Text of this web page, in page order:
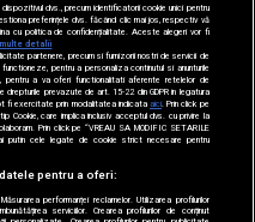
dvs., precum identificatorii cookie unici pentru
preferințele dvs. făcând clic mai jos, respectiv vă
cu politica de confidențialitate. Aceste alegeri vor fi
detalii
partenere, precum si furnizorii nostri de servicii de
pentru a personaliza continutul si anunturile
a va oferi functionalitati aferente retelelor de
prevazute de art. 15-22 din GDPR in legatura
fi exercitate prin modalitatea indicataaici . Prin click pe
Cookie, care implica inclusiv acceptul dvs. cu privire la
Prin click pe “VREAU SA MODIFIC SETARILE
putin cele legate de cookie strict necesare pentru
pentru a oferi:
performanței reclamelor. Utilizarea profilurilor
serviciilor. Crearea profilurilor de conținut